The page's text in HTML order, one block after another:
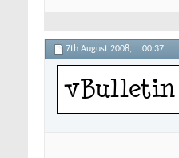
7th August 2008, 00:37